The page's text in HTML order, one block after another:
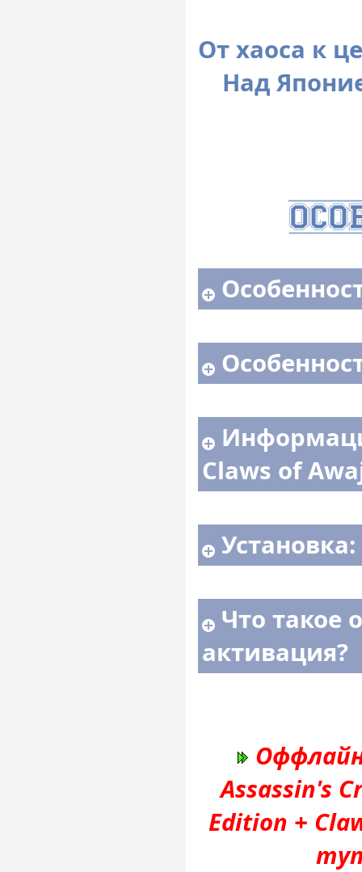
От хаоса к
Над
Claws of
Установка:
Что такое
активация?
Assassin's
Edition +